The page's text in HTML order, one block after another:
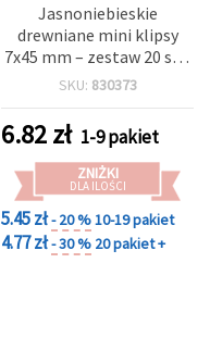
Jasnoniebieskie
drewniane mini klipsy
7x45 mm – zestaw 20 szt.
– idealne do prac
zdjęć i pakowania
prezentów
SKU: 830373
6.82zł 1-9 pakiet
ZNIŻKI
DLA ILOŚCI
5.45 zł- 20 %10-19 pakiet
4.77 zł- 30 % 20 pakiet +